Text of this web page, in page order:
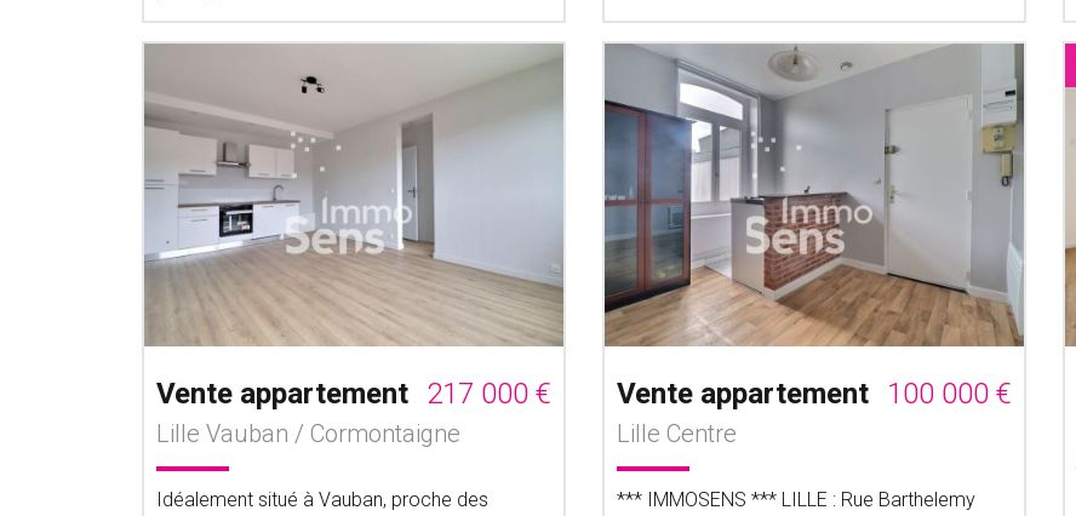
Vente appartement 217 000 €
Lille Vauban / Cormontaigne
Idéalement situé à Vauban, proche des
Vente appartement 100 000 €
Lille Centre
*** IMMOSENS *** LILLE : Rue Barthelemy